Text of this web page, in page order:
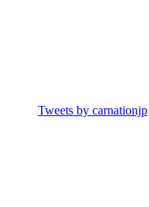
Tweets by carnationjp